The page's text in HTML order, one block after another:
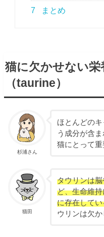
7 まとめ
猫に欠かせない栄
（taurine）
杉浦さん
ほとんどの
う成分が含
猫にとって
猫田
タウリンは
ど、生命維
に存在して
ウリンは欠か